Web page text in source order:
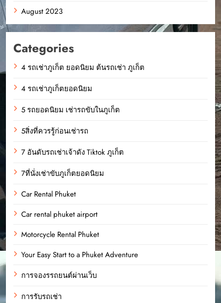
August 2023
Categories
4 รถเช่าภูเก็ต ยอดนิยม ต้นรถเช่า ภูเก็ต
4 รถเช่าภูเก็ตยอดนิยม
5 รถยอดนิยม เช่ารถขับในภูเก็ต
5สิ่งที่ควรรู้ก่อนเช่ารถ
7 อันดับรถเช่าเจ้าดัง Tiktok ภูเก็ต
7ที่นั่งเช่าขับภูเก็ตยอดนิยม
Car Rental Phuket
Car rental phuket airport
Motorcycle Rental Phuket
Your Easy Start to a Phuket Adventure
การจองรรถยนต์ผ่านเว็บ
การรับรถเช่า